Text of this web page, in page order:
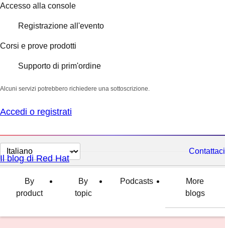
Accesso alla console
Registrazione all'evento
Corsi e prove prodotti
Supporto di prim'ordine
Alcuni servizi potrebbero richiedere una sottoscrizione.
Accedi o registrati
Cambia
lingua
Contattaci
Il blog di Red Hat
By
product
By
topic
Podcasts
More
blogs